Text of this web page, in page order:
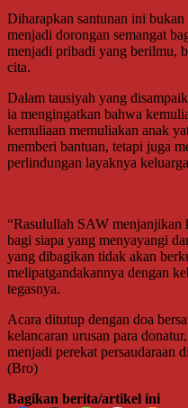
Diharapkan santunan ini
menjadi dorongan semangat
menjadi pribadi yang berilmu,
cita.
Dalam tausiyah yang
ia mengingatkan bahwa
kemuliaan memuliakan anak
memberi bantuan, tetapi juga
perlindungan layaknya
“Rasulullah SAW menjanjikan
bagi siapa yang menyayangi
yang dibagikan tidak akan
melipatgandakannya dengan
tegasnya.
Acara ditutup dengan doa
kelancaran urusan para
menjadi perekat persaudaraan
(Bro)
Bagikan berita/artikel ini